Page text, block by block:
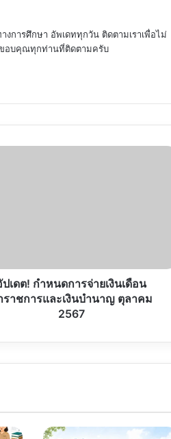
งการศึกษา อัพเดททุกวัน ติดตามเราเพื่อไม่
ขอบคุณทุกท่านที่ติดตามครับ
ปเดต! กำหนดการจ่ายเงินเดือน
ราชการและเงินบำนาญ ตุลาคม
2567